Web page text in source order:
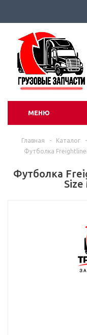
МЕНЮ
Главная - Каталог -
Футболка
Футболка
Size